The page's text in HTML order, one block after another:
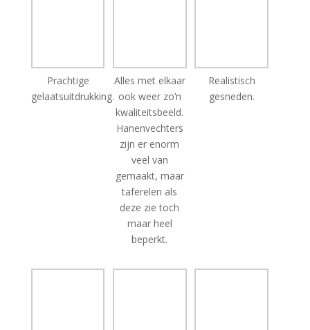
gelaatsuitdrukking.
ook weer zo’n
kwaliteitsbeeld.
Hanenvechters
zijn er enorm
veel van
gemaakt, maar
taferelen als
deze zie toch
maar heel
beperkt.
gesneden.